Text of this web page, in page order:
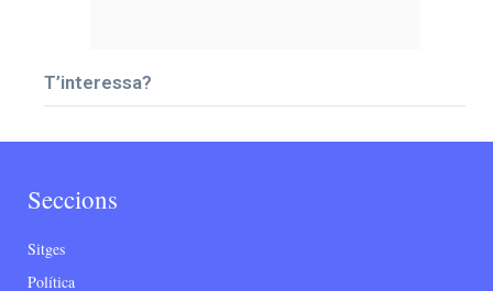
T’interessa?
Seccions
Sitges
Política